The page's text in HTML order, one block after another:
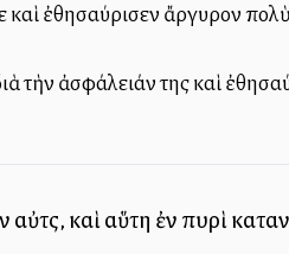
καὶ ἐθησαύρισεν ἄργυρον
τὴν ἀσφάλειάν της καὶ
καὶ αὕτη ἐν πυρὶ